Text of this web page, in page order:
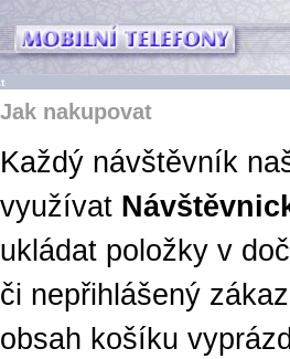
Jak nakupovat
Každý návštěvník
využívat
ukládat položky v
či nepřihlášený
obsah košíku